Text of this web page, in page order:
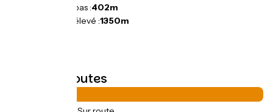
Point le plus bas :402m
Point le plus élevé :1350m
Types de routes